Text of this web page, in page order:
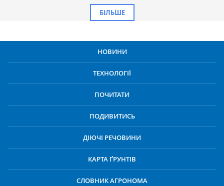
БІЛЬШЕ
НОВИНИ
ТЕХНОЛОГІЇ
ПОЧИТАТИ
ПОДИВИТИСЬ
ДІЮЧІ РЕЧОВИНИ
КАРТА ҐРУНТІВ
СЛОВНИК АГРОНОМА